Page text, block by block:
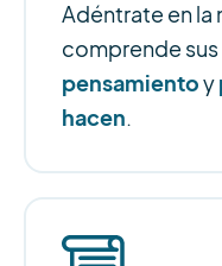
Adéntrate en la
comprende sus
pensamientoy
hacen.